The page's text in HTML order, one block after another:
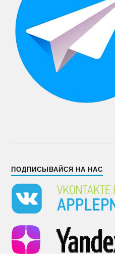
ПОДПИСЫВАЙСЯ НА НАС